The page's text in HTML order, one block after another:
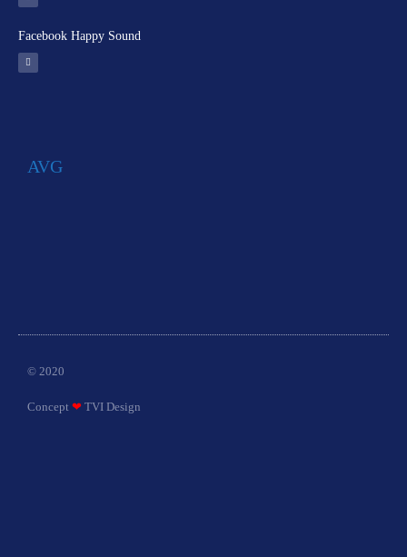
Facebook Happy Sound
AVG
© 2020
Concept ❤ TVI Design​​